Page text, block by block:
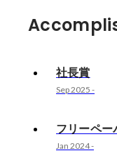
社長賞
Sep 2025 -
フリーペー
Jan 2024-